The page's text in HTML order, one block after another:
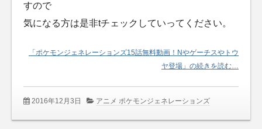
すので
気になる方は是非tチェックしていってください。
「ポケモンジェネレーションズ15話無料動画！Nやゲーチスやトウ
ヤ登場」の続きを読む…
2016年12月3日 アニメ ポケモンジェネレーションズ